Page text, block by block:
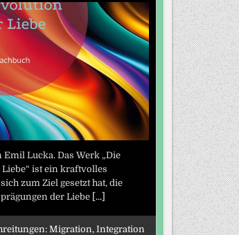
Emil Lucka. Das Werk „Die
ist ein kraftvolles
zum Ziel gesetzt hat, die
der Liebe [...]
Migration, Integration